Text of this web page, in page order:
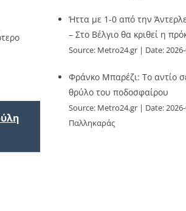
Ήττα με 1-0 από την
– Στο Βέλγιο θα κριθεί η
Source: Metro24.gr Date:
Φράνκο Μπαρέζι: Το αντίο
θρύλο του ποδοσφαίρου
Source: Metro24.gr Date:
Παλληκαράς